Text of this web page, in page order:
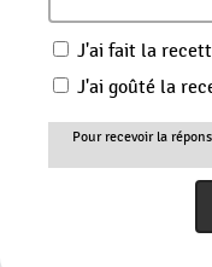
J'ai fait la
J'ai goûté la
Pour recevoir la